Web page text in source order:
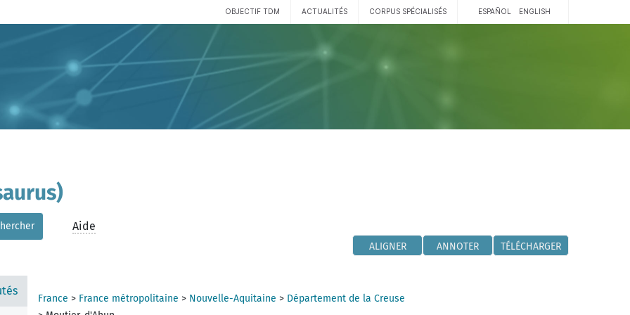
OBJECTIF TDM ACTUALITÉS CORPUS SPÉCIALISÉS ESPAÑOL ENGLISH
Aide
ALIGNER ANNOTER TÉLÉCHARGER
France > France métropolitaine > Nouvelle-Aquitaine > Département de la Creuse